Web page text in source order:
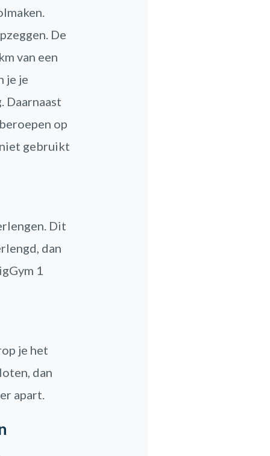
De
van een
je je
Daarnaast
op
gebruikt
Dit
dan
1
je het
dan
apart.